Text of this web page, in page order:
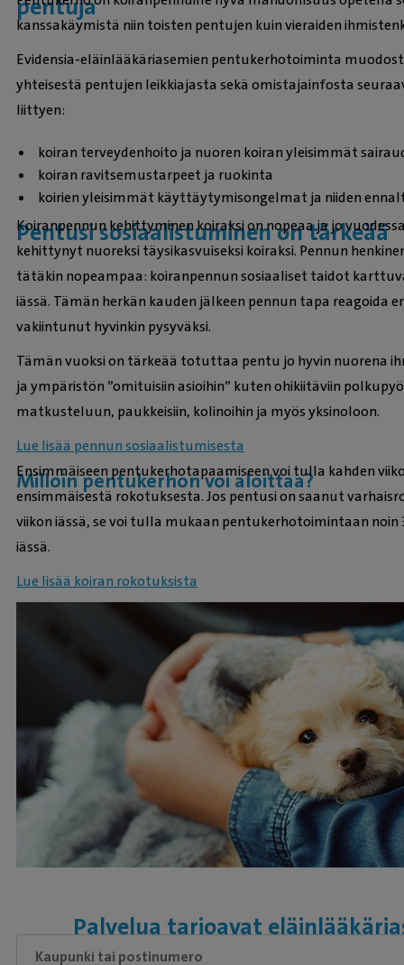
pentuja
kanssakäymistä niin toisten pentujen kuin vieraiden
Evidensia-eläinlääkäriasemien pentukerhotoiminta
yhteisestä pentujen leikkiajasta sekä omistajainfosta
liittyen:
koiran terveydenhoito ja nuoren koiran yleisimmät
koiran ravitsemustarpeet ja ruokinta
koirien yleisimmät käyttäytymisongelmat ja niiden
Pentusi sosiaalistuminen on tärkeää
Koiranpennun kehittyminen koiraksi on nopeaa ja jo
kehittynyt nuoreksi täysikasvuiseksi koiraksi. Pennun
tätäkin nopeampaa: koiranpennun sosiaaliset taidot
iässä. Tämän herkän kauden jälkeen pennun tapa reagoida
vakiintunut hyvinkin pysyväksi.
Tämän vuoksi on tärkeää totuttaa pentu jo hyvin nuorena
ja ympäristön ”omituisiin asioihin” kuten ohikiitäviin
matkusteluun, paukkeisiin, kolinoihin ja myös yksinoloon.
Lue lisää pennun sosiaalistumisesta
Milloin pentukerhon voi aloittaa?
Ensimmäiseen pentukerhotapaamiseen voi tulla kahden
ensimmäisestä rokotuksesta. Jos pentusi on saanut
viikon iässä, se voi tulla mukaan pentukerhotoimintaan noin
iässä.
Lue lisää koiran rokotuksista
Palvelua tarjoavat